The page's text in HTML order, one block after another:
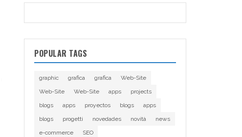
POPULAR TAGS
graphic grafica grafica
Web-Site
Web-Site
Web-Site apps
projects
blogs
apps proyectos blogs
apps
blogs
progetti novedades novità
news
e-commerce
SEO